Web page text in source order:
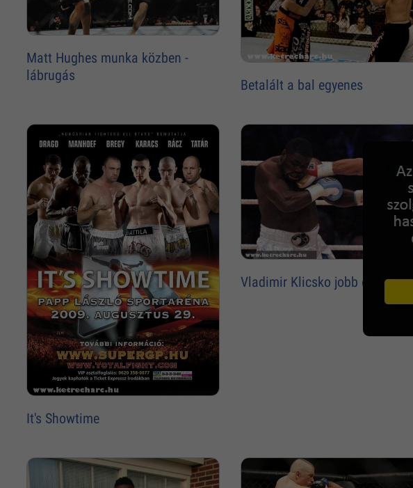
Matt Hughes munka közben -
lábrugás
Betalált a bal egyenes
It's Showtime
Vladimir Klicsko jobb egyenese